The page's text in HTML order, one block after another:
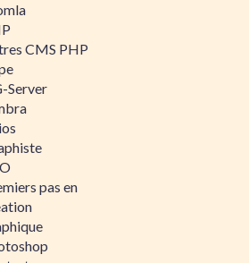
CMS PHP
Server
pas en